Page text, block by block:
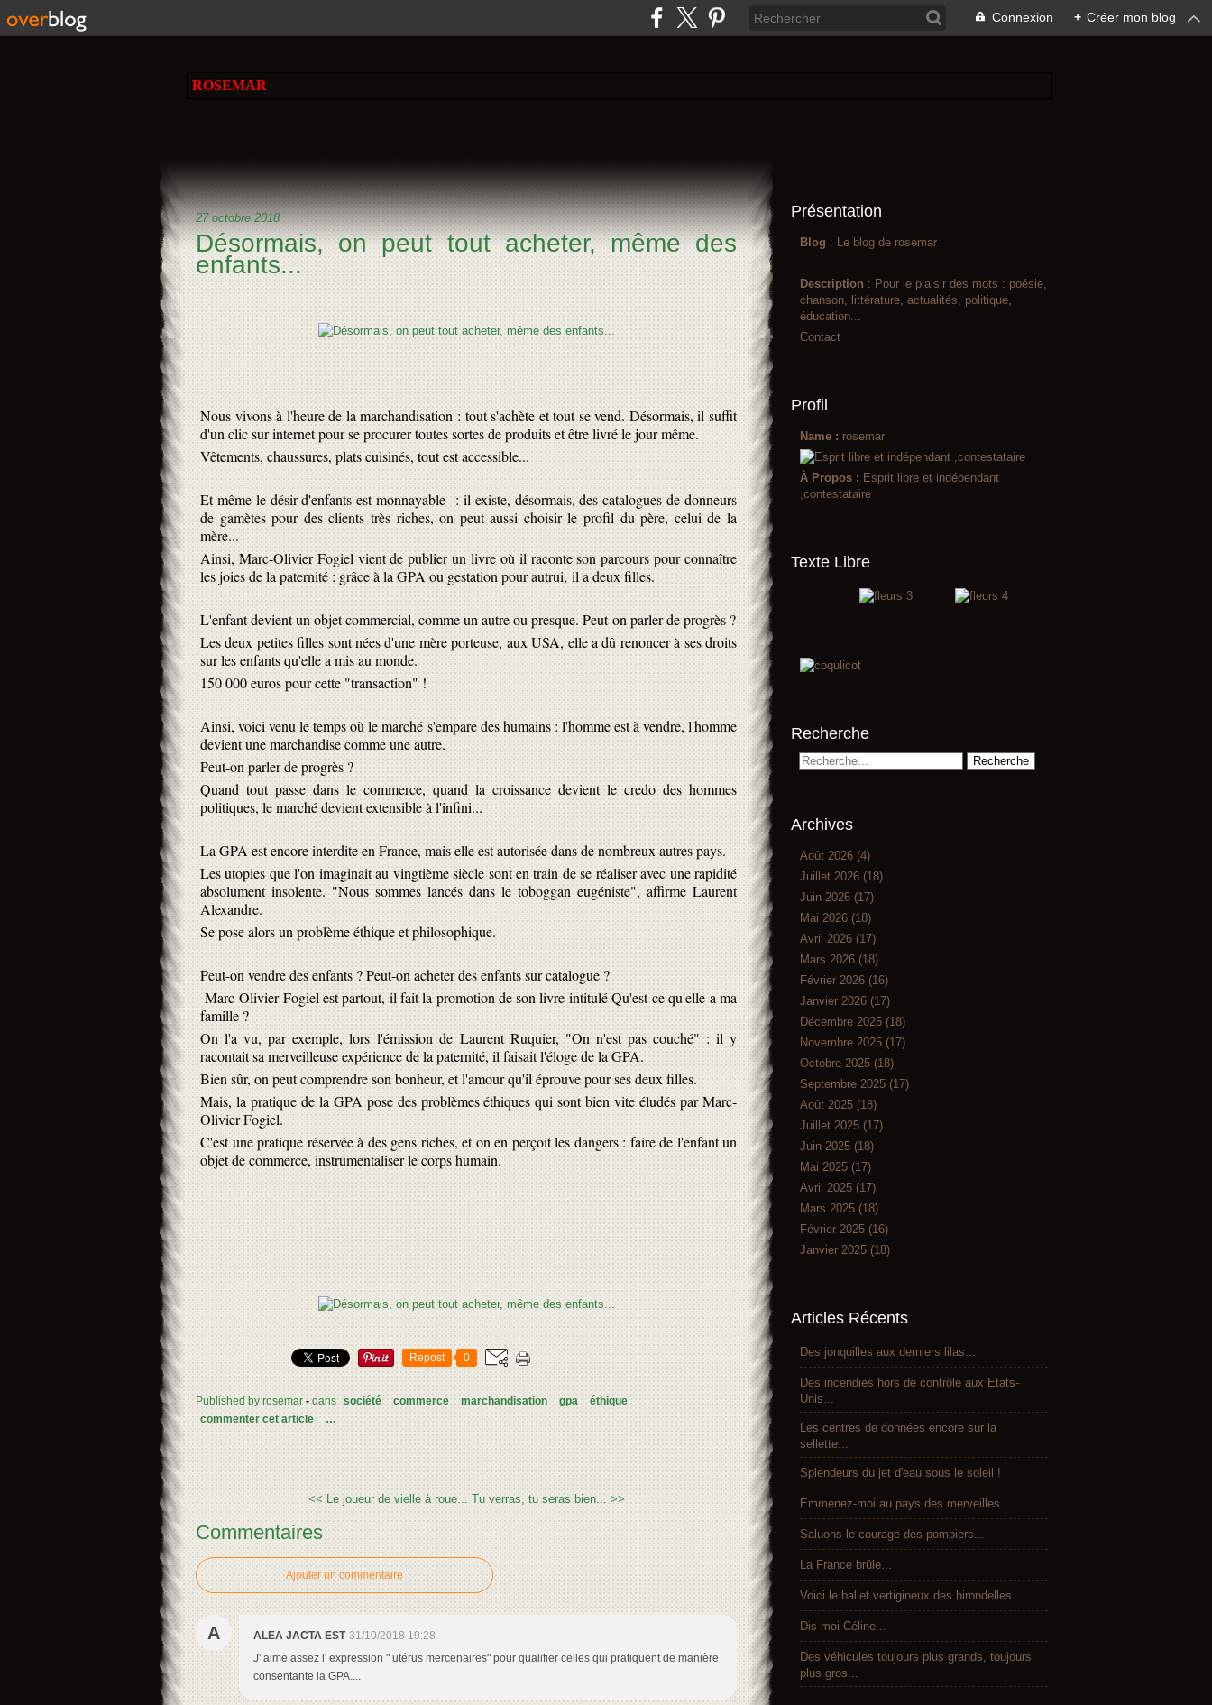
Connexion + Créer mon blog
ROSEMAR
27 octobre 2018
Désormais, on peut tout acheter, même des
enfants...
Nous vivons à l'heure de la marchandisation : tout s'achète et tout se vend. Désormais, il suffit
d'un clic sur internet pour se procurer toutes sortes de produits et être livré le jour même.
Vêtements, chaussures, plats cuisinés, tout est accessible...
Et même le désir d'enfants est monnayable : il existe, désormais, des catalogues de donneurs
de gamètes pour des clients très riches, on peut aussi choisir le profil du père, celui de la
mère...
Ainsi, Marc-Olivier Fogiel vient de publier un livre où il raconte son parcours pour connaître
les joies de la paternité : grâce à la GPA ou gestation pour autrui, il a deux filles.
L'enfant devient un objet commercial, comme un autre ou presque. Peut-on parler de progrès ?
Les deux petites filles sont nées d'une mère porteuse, aux USA, elle a dû renoncer à ses droits
sur les enfants qu'elle a mis au monde.
150 000 euros pour cette "transaction" !
Ainsi, voici venu le temps où le marché s'empare des humains : l'homme est à vendre, l'homme
devient une marchandise comme une autre.
Peut-on parler de progrès ?
Quand tout passe dans le commerce, quand la croissance devient le credo des hommes
politiques, le marché devient extensible à l'infini...
La GPA est encore interdite en France, mais elle est autorisée dans de nombreux autres pays.
Les utopies que l'on imaginait au vingtième siècle sont en train de se réaliser avec une rapidité
absolument insolente. "Nous sommes lancés dans le toboggan eugéniste", affirme Laurent
Alexandre.
Se pose alors un problème éthique et philosophique.
Peut-on vendre des enfants ? Peut-on acheter des enfants sur catalogue ?
Marc-Olivier Fogiel est partout, il fait la promotion de son livre intitulé Qu'est-ce qu'elle a ma
famille ?
On l'a vu, par exemple, lors l'émission de Laurent Ruquier, "On n'est pas couché" : il y
racontait sa merveilleuse expérience de la paternité, il faisait l'éloge de la GPA.
Bien sûr, on peut comprendre son bonheur, et l'amour qu'il éprouve pour ses deux filles.
Mais, la pratique de la GPA pose des problèmes éthiques qui sont bien vite éludés par Marc-
Olivier Fogiel.
C'est une pratique réservée à des gens riches, et on en perçoit les dangers : faire de l'enfant un
objet de commerce, instrumentaliser le corps humain.
Repost 0
Published by rosemar -dans société commerce marchandisation gpa
éthique
commenter cet article
…
<< Le joueur de vielle à roue... Tu verras, tu seras bien... >>
Commentaires
Ajouter un commentaire
A ALEA JACTA EST 31/10/2018 19:28
J' aime assez l' expression " utérus mercenaires" pour qualifier celles qui pratiquent de manière
consentante la GPA....
Présentation
Blog : Le blog de rosemar
Description : Pour le plaisir des mots : poésie,
chanson, littérature, actualités, politique,
éducation...
Contact
Profil
Name : rosemar
À Propos : Esprit libre et indépendant
,contestataire
Texte Libre
Recherche
Archives
Août 2026 (4)
Juillet 2026 (18)
Juin 2026 (17)
Mai 2026 (18)
Avril 2026 (17)
Mars 2026 (18)
Février 2026 (16)
Janvier 2026 (17)
Décembre 2025 (18)
Novembre 2025 (17)
Octobre 2025 (18)
Septembre 2025 (17)
Août 2025 (18)
Juillet 2025 (17)
Juin 2025 (18)
Mai 2025 (17)
Avril 2025 (17)
Mars 2025 (18)
Février 2025 (16)
Janvier 2025 (18)
Articles Récents
Des jonquilles aux derniers lilas...
Des incendies hors de contrôle aux Etats-
Unis...
Les centres de données encore sur la
sellette...
Splendeurs du jet d'eau sous le soleil !
Emmenez-moi au pays des merveilles...
Saluons le courage des pompiers...
La France brûle...
Voici le ballet vertigineux des hirondelles...
Dis-moi Céline...
Des véhicules toujours plus grands, toujours
plus gros...